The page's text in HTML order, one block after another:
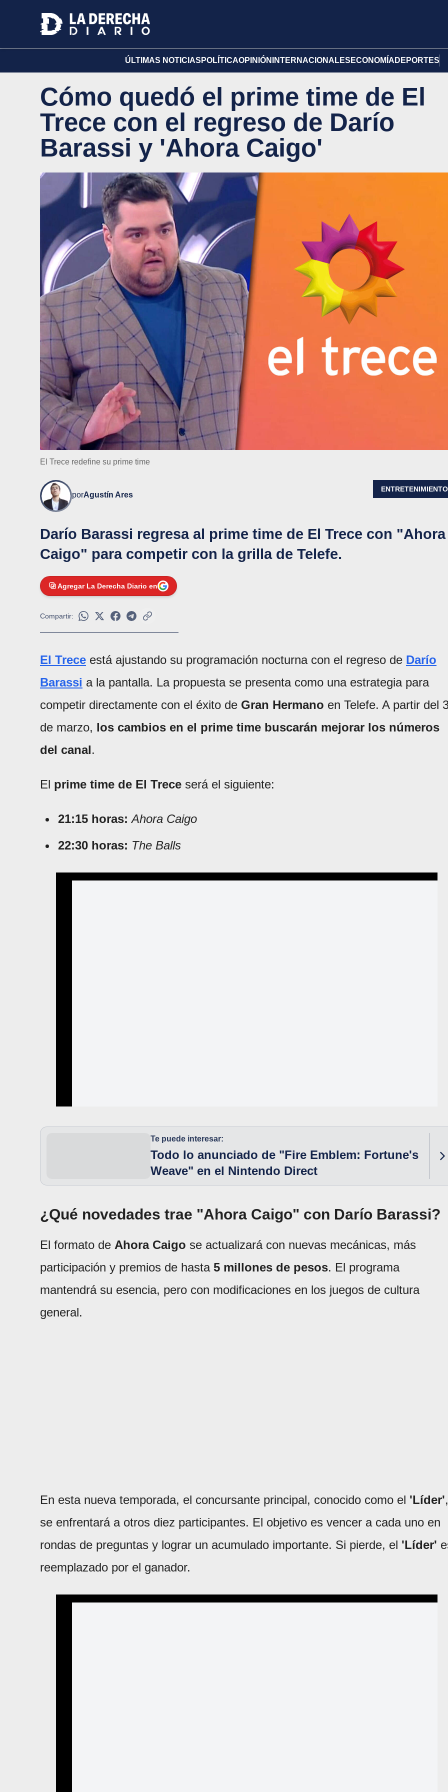
ÚLTIMAS NOTICIAS POLÍTICAOPINIÓN INTERNACIONALES ECONOMÍA DEPORTES
Cómo quedó el prime time de El
Trece con el regreso de Darío
Barassi y 'Ahora Caigo'
El Trece redefine su prime time
porAgustín Ares
ENTRETENIMIENTO
Darío Barassi regresa al prime time de El Trece con "Ahora
Caigo" para competir con la grilla de Telefe.
Agregar La Derecha Diario en
Compartir:
El Trece está ajustando su programación nocturna con el regreso de Darío
Barassi a la pantalla. La propuesta se presenta como una estrategia para
competir directamente con el éxito de Gran Hermano en Telefe. A partir del
de marzo, los cambios en el prime time buscarán mejorar los números
del canal.
El prime time de El Trece será el siguiente:
21:15 horas: Ahora Caigo
22:30 horas: The Balls
Te puede interesar:
Todo lo anunciado de "Fire Emblem: Fortune's
Weave" en el Nintendo Direct
¿Qué novedades trae "Ahora Caigo" con Darío Barassi?
El formato de Ahora Caigo se actualizará con nuevas mecánicas, más
participación y premios de hasta 5 millones de pesos. El programa
mantendrá su esencia, pero con modificaciones en los juegos de cultura
general.
En esta nueva temporada, el concursante principal, conocido como el 'Líder',
se enfrentará a otros diez participantes. El objetivo es vencer a cada uno en
rondas de preguntas y lograr un acumulado importante. Si pierde, el 'Líder'
reemplazado por el ganador.